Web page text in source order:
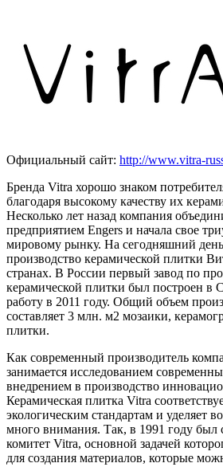
Официальный сайт: http://www.vitra-
Бренда Vitra хорошо знаком
благодаря высокому качеству их
Несколько лет назад компания
предприятием Engers и начала свое
мировому рынку. На сегодняшний
производство керамической плитки
странах. В России первый завод по
керамической плитки был построен в
работу в 2011 году. Общий объем
составляет 3 млн. м2 мозаики,
плитки.
Как современный производитель
занимается исследованием
внедрением в производство
Керамическая плитка Vitra
экологическим стандартам и уделяет
много внимания. Так, в 1991 году был
комитет Vitra, основной задачей
для создания материалов, которые